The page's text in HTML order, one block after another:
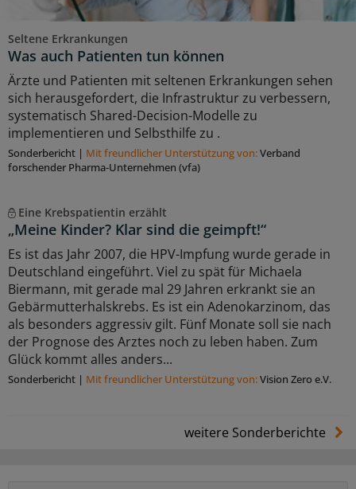
Seltene Erkrankungen
Was auch Patienten tun können
Ärzte und Patienten mit seltenen Erkrankungen sehen
sich herausgefordert, die Infrastruktur zu verbessern,
systematisch Shared-Decision-Modelle zu
implementieren und Selbsthilfe zu .
Sonderbericht | Mit freundlicher Unterstützung von:Verband
forschender Pharma-Unternehmen (vfa)
Eine Krebspatientin erzählt
„Meine Kinder? Klar sind die geimpft!“
Es ist das Jahr 2007, die HPV-Impfung wurde gerade in
Deutschland eingeführt. Viel zu spät für Michaela
Biermann, mit gerade mal 29 Jahren erkrankt sie an
Gebärmutterhalskrebs. Es ist ein Adenokarzinom, das
als besonders aggressiv gilt. Fünf Monate soll sie nach
der Prognose des Arztes noch zu leben haben. Zum
Glück kommt alles anders...
Sonderbericht | Mit freundlicher Unterstützung von:Vision Zero e.V.
weitere Sonderberichte